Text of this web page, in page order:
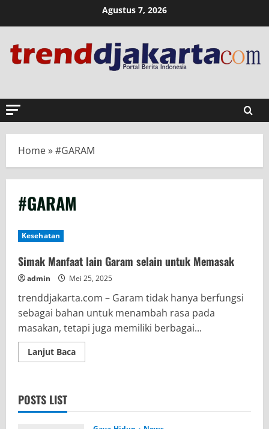
Agustus 7, 2026
Home»#GARAM
#GARAM
Kesehatan
Simak Manfaat lain Garam selain untuk Memasak
admin Mei 25, 2025
trenddjakarta.com – Garam tidak hanya berfungsi
sebagai bahan untuk menambah rasa pada
masakan, tetapi juga memiliki berbagai...
Lanjut BacaRead
more
selain
Memasak
POSTS LIST